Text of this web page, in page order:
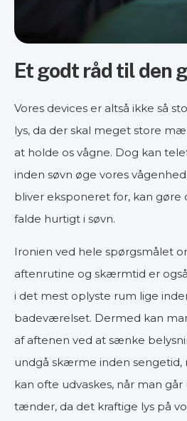
Et godt råd til den
Vores devices er altså ikke så
lys, da der skal meget store
at holde os vågne. Dog kan
inden søvn øge vores
bliver eksponeret for, kan gøre
falde hurtigt i søvn.
Ironien ved hele spørgsmålet
aftenrutine og skærmtid er
i det mest oplyste rum lige
badeværelset. Dermed kan
af aftenen ved at sænke
undgå skærme inden sengetid,
kan ofte udvaskes, når man
tænder, da det kraftige lys på